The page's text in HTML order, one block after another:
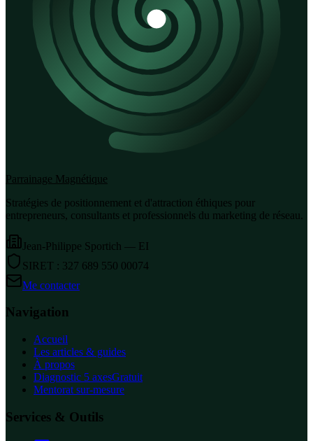
Parrainage Magnétique
Stratégies de positionnement et d'attraction éthiques pour
entrepreneurs, consultants et professionnels du marketing de réseau.
Jean-Philippe Sportich — EI
SIRET : 327 689 550 00074
Me contacter
Navigation
Accueil
Les articles & guides
À propos
Diagnostic 5 axesGratuit
Mentorat sur-mesure
Services & Outils